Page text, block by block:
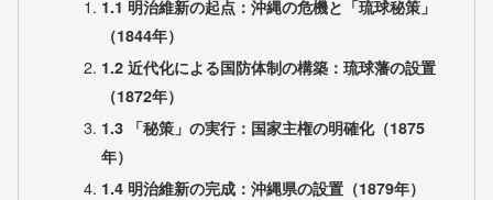
1.1 明治維新の起点：沖縄の危機と「琉球秘策」
（1844年）
1.2 近代化による国防体制の構築：琉球藩の設置
（1872年）
1.3 「秘策」の実行：国家主権の明確化（1875
年）
1.4 明治維新の完成：沖縄県の設置（1879年）